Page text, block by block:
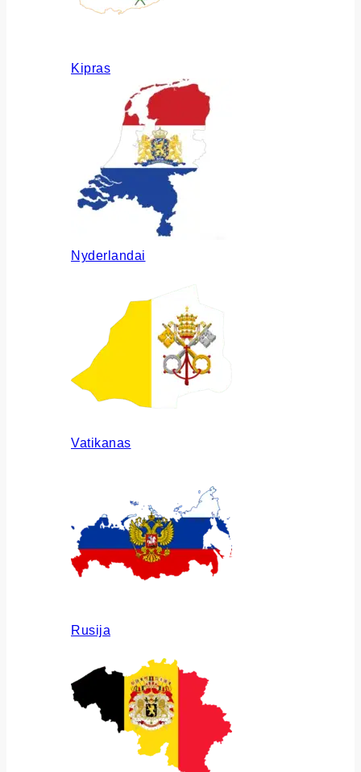
Kipras
Nyderlandai
Vatikanas
Rusija